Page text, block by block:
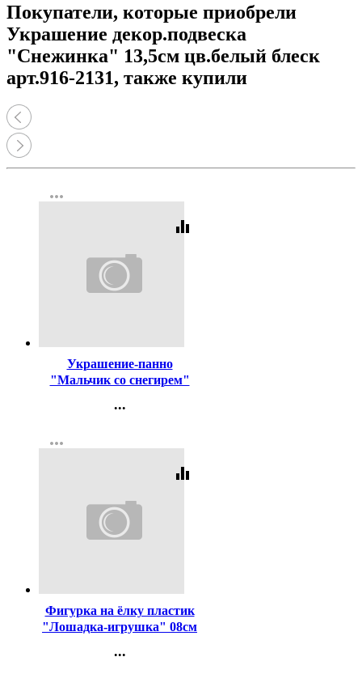
Покупатели, которые приобрели
Украшение декор.подвеска
"Снежинка" 13,5см цв.белый блеск
арт.916-2131, также купили
more_horiz
equalizer
Украшение-панно
"Мальчик со снегирем"
...
Регистрация
more_horiz
equalizer
Фигурка на ёлку пластик
"Лошадка-игрушка" 08см
...